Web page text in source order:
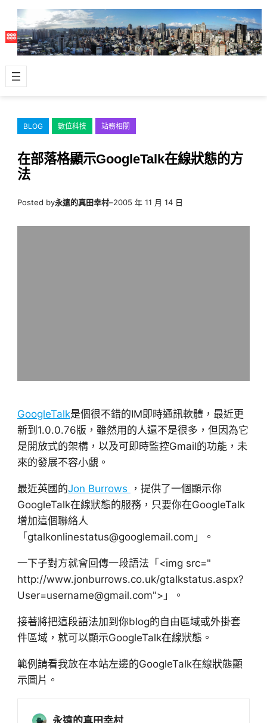
主
容
BLOG 數位科技 站務相關
在部落格顯示GoogleTalk在線狀態的方
法
Posted by永遠的真田幸村–2005 年 11 月 14 日
GoogleTalk是個很不錯的IM即時通訊軟體，最近更
新到1.0.0.76版，雖然用的人還不是很多，但因為它
是開放式的架構，以及可即時監控Gmail的功能，未
來的發展不容小覷。
最近英國的Jon Burrows ，提供了一個顯示你
GoogleTalk在線狀態的服務，只要你在GoogleTalk
增加這個聯絡人
「gtalkonlinestatus@googlemail.com」。
一下子對方就會回傳一段語法「<img src="
http://www.jonburrows.co.uk/gtalkstatus.aspx?
User=username@gmail.com">」。
接著將把這段語法加到你blog的自由區域或外掛套
件區域，就可以顯示GoogleTalk在線狀態。
範例請看我放在本站左邊的GoogleTalk在線狀態顯
示圖片。
永遠的真田幸村